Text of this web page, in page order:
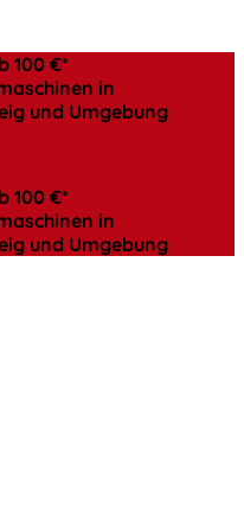
100 €*
in
und Umgebung
100 €*
in
und Umgebung